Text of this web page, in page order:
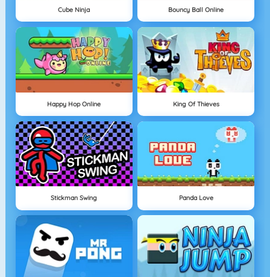
Cube Ninja Bouncy Ball Online
Happy Hop Online King Of Thieves
Stickman Swing Panda Love